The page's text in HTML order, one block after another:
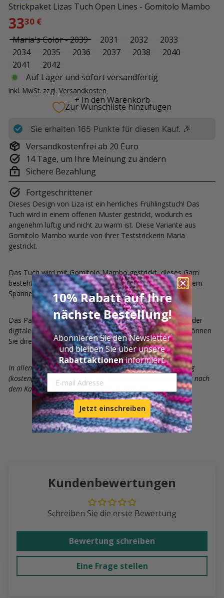
Strickpaket Lizas Tuch Open Lines - Gomitolo Mambo
Normaler
Preis
3330 €
Color
Maria's Color - 2039 2031 2032
2033
2034
2035 Variante ausverkauft oder nicht verfügbar
2036 2037 2038
2040
2041
2042
Auf Lager und sofort versandfertig
inkl. MwSt. zzgl. Versandkosten
+ In den Warenkorb
Zur Wunschliste hinzufügen
Sie erhalten 165 Punkte für diesen Kauf. 🎉
Versandkostenfrei ab 20 Euro
14 Tage, um Ihre Meinung zu ändern
Sichere Bezahlung
Fortgeschrittener
Dieses Design von Liza ist ein herrliches Frühlingstuch! Das
Tuch wird in einem offenen Muster gestrickt, wodurch es
angenehm luftig und nicht zu warm ist. Diese Variante aus
Gomitolo Mambo wurde von ihrer Teststrickerin Maria
gestrickt.
Das Tuch wird mit Gomitolo Mambo gestrickt, dieses Garn
besteht aus 100% Bio-Baumwolle. Das Tuch wird nach dem
Spannen ca. 217 cm lang und 36 cm tief.
Das Paket besteht aus 2 Knäueln Gomitolo Mambo und der
digitalen Anleitung. Die benötigten Stricknadeln (4 mm) können
Sie direkt hier in Ihren Warenkorb legen.
In allen Paketen aus Lizas Laden ist Lizas Originalanleitung
(kostenpflichtig) mit dabei. Die Strickanleitung erhalten Sie nach
dem Kauf des Pakets als digitalen Download.
Kundenbewertungen
Schreiben Sie die erste Bewertung
Bewertung schreiben
Eine Frage stellen
10% Rabatt auf Ihre
nächste Bestellung!
Abonnieren Sie den Newsletter
und bleiben Sie über unsere
Rabattaktioneninformiert.
E-mail Adresse
Jetzt einschreiben